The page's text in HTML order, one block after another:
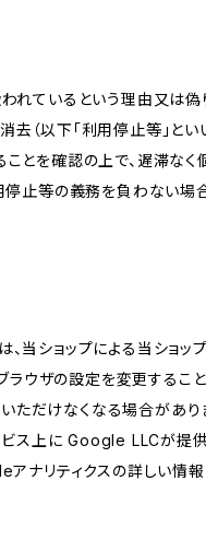
れているという理由又は
以下「利用停止等」といい
とを確認の上で、遅滞な
停止等の義務を負わない場
当ショップによる当ショッ
ラウザの設定を変更するこ
ただけなくなる場合があり
ービス上に Google LLCが
ナリティクスの詳しい情報